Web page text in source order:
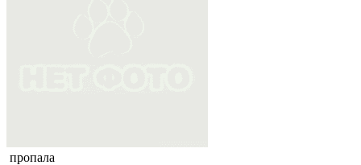
пропала